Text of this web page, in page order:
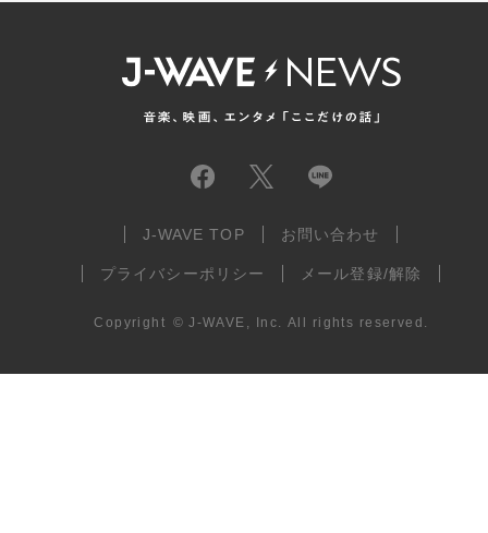
J-WAVE TOP お問い合わせ
プライバシーポリシー メール登録/解除
Copyright © J-WAVE, Inc. All rights reserved.